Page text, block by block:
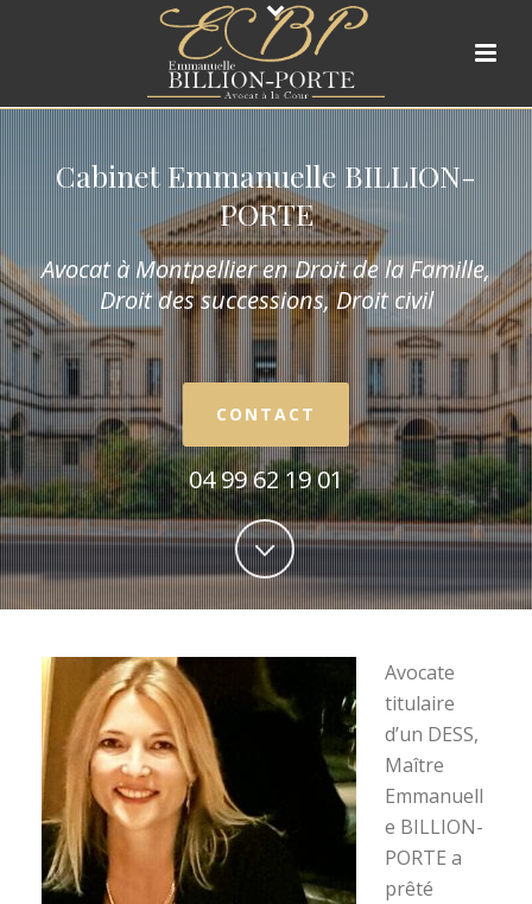
Cabinet Emmanuelle BILLION-
PORTE
Avocat à Montpellier en Droit de la Famille,
Droit des successions, Droit civil
CONTACT
04 99 62 19 01
Avocate
titulaire
d’un DESS,
Maître
Emmanuell
e BILLION-
PORTE a
prêté